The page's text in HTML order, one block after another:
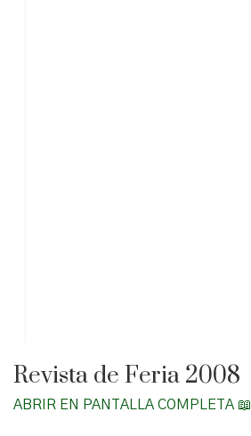
Revista de Feria 2008
ABRIR EN PANTALLA COMPLETA 📖